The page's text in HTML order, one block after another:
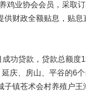
鸡业协会会员，采取订
财政全额贴息，贴息
功贷款，贷款总额度
庆、房山、平谷的6
镇苍术会村养殖户王